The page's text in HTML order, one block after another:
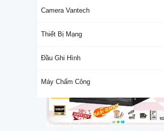
Camera Vantech
Thiết Bị Mạng
Đầu Ghi Hình
Máy Chấm Công